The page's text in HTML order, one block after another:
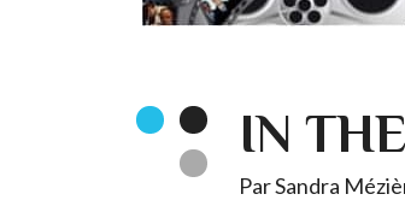
IN
Par Sandra